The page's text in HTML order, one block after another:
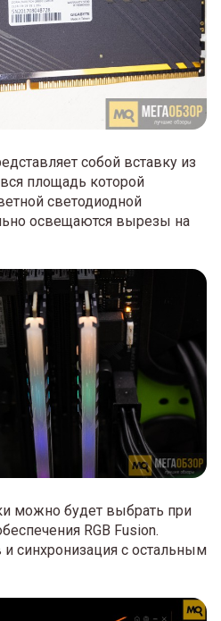
собой вставку из
площадь которой
светодиодной
освещаются вырезы на
можно будет выбрать при
RGB Fusion.
синхронизация с остальным